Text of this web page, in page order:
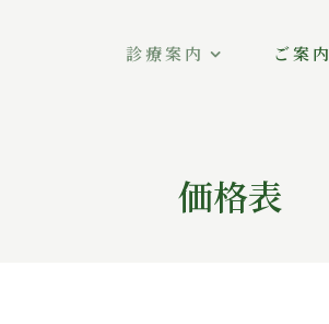
診療案内 ご案内
価格表